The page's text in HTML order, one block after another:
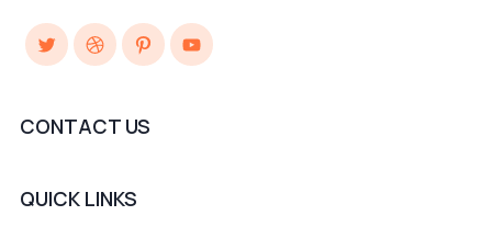
TwitterDribbblePinterestYouTube
CONTACT US
QUICK LINKS